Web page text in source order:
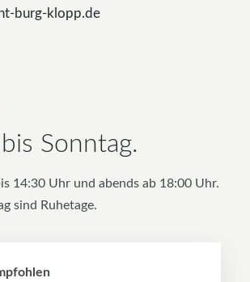
burg-klopp.de
Sonntag.
14:30 Uhr und abends ab 18:00 Uhr.
sind Ruhetage.